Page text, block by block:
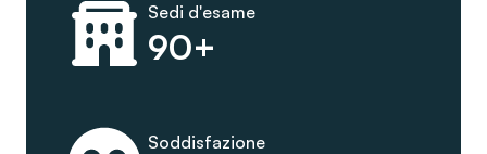
90+
Sedi d'esame
Soddisfazione